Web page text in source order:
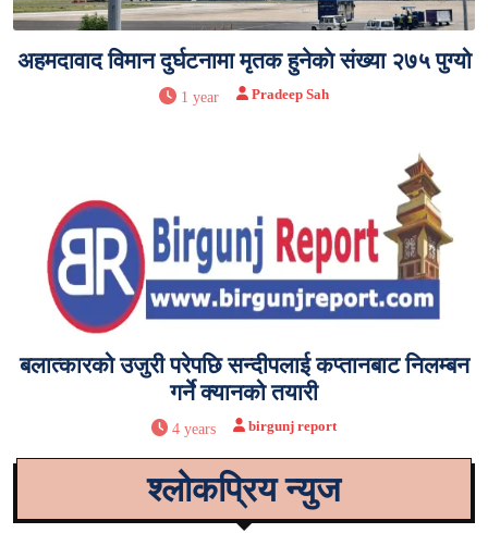
अहमदावाद विमान दुर्घटनामा मृतक हुनेकाे संख्या २७५ पुग्यो
1 year Pradeep Sah
बलात्कारको उजुरी परेपछि सन्दीपलाई कप्तानबाट निलम्बन
गर्ने क्यानको तयारी
4 years birgunj report
श्लोकप्रिय न्युज